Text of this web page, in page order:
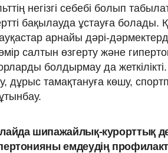
негізгі себебі болып
бақылауда ұстауға болады.
арнайы дәрі-
салтын өзгерту және
болдырмау да
дұрыс тамақтануға көшу,
шипажайлық-курорттық
емдеудің